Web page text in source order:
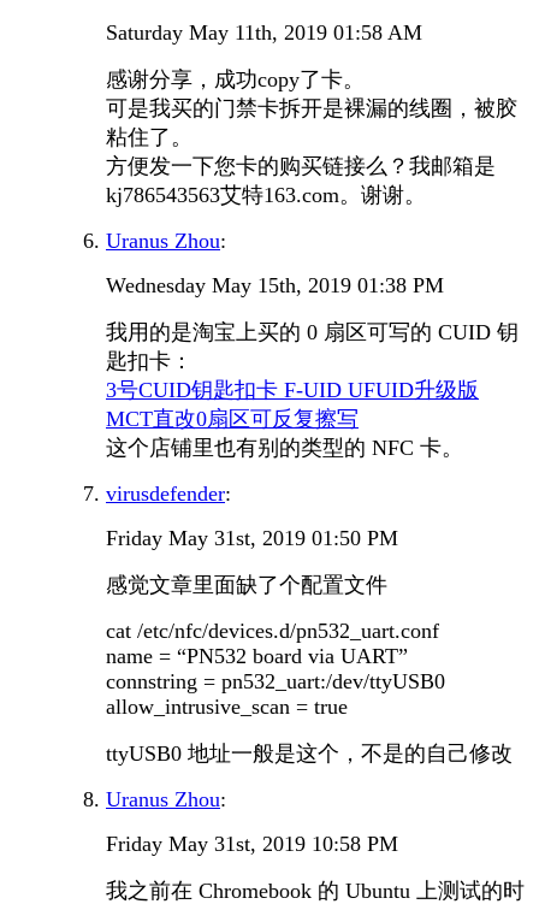
Saturday May 11th, 2019 01:58 AM
感谢分享，成功copy了卡。
可是我买的门禁卡拆开是裸漏的线圈，被胶
粘住了。
方便发一下您卡的购买链接么？我邮箱是
kj786543563艾特163.com。谢谢。
Uranus Zhou:
Wednesday May 15th, 2019 01:38 PM
我用的是淘宝上买的 0 扇区可写的 CUID 钥
匙扣卡：
3号CUID钥匙扣卡 F-UID UFUID升级版
MCT直改0扇区可反复擦写
这个店铺里也有别的类型的 NFC 卡。
virusdefender:
Friday May 31st, 2019 01:50 PM
感觉文章里面缺了个配置文件
cat /etc/nfc/devices.d/pn532_uart.conf
name = “PN532 board via UART”
connstring = pn532_uart:/dev/ttyUSB0
allow_intrusive_scan = true
ttyUSB0 地址一般是这个，不是的自己修改
Uranus Zhou:
Friday May 31st, 2019 10:58 PM
我之前在 Chromebook 的 Ubuntu 上测试的时